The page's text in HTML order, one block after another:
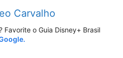
Carvalho
Favorite o Guia Disney+ Brasil